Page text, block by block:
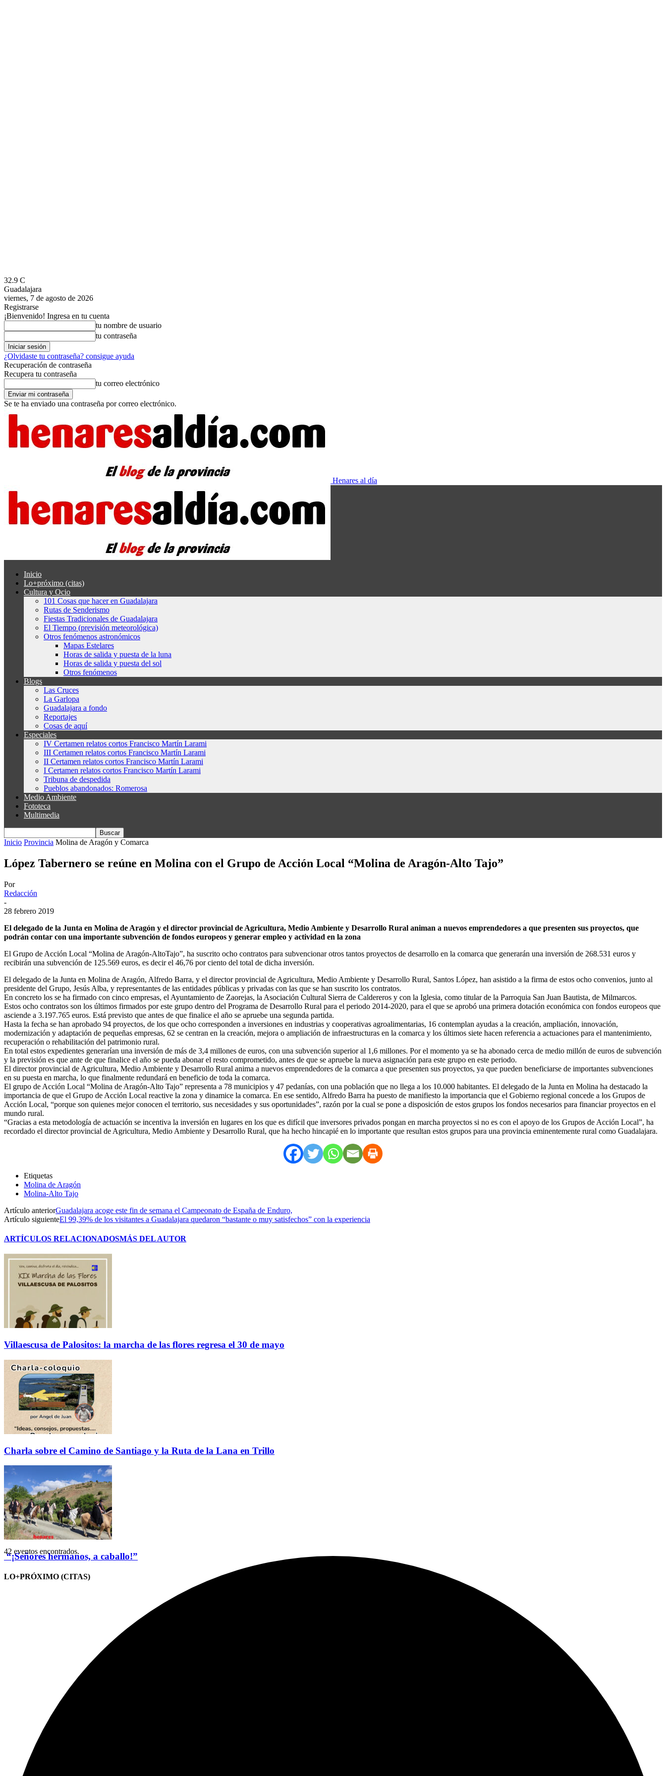
32.9 C
Guadalajara
viernes, 7 de agosto de 2026
Registrarse
¡Bienvenido! Ingresa en tu cuenta
tu nombre de usuario
tu contraseña
¿Olvidaste tu contraseña? consigue ayuda
Recuperación de contraseña
Recupera tu contraseña
tu correo electrónico
Se te ha enviado una contraseña por correo electrónico.
Henares al día
Inicio
Lo+próximo (citas)
Cultura y Ocio
101 Cosas que hacer en Guadalajara
Rutas de Senderismo
Fiestas Tradicionales de Guadalajara
El Tiempo (previsión meteorológica)
Otros fenómenos astronómicos
Mapas Estelares
Horas de salida y puesta de la luna
Horas de salida y puesta del sol
Otros fenómenos
Blogs
Las Cruces
La Garlopa
Guadalajara a fondo
Reportajes
Cosas de aquí
Especiales
IV Certamen relatos cortos Francisco Martín Larami
III Certamen relatos cortos Francisco Martín Larami
II Certamen relatos cortos Francisco Martín Larami
I Certamen relatos cortos Francisco Martín Larami
Tribuna de despedida
Pueblos abandonados: Romerosa
Medio Ambiente
Fototeca
Multimedia
Inicio Provincia Molina de Aragón y Comarca
López Tabernero se reúne en Molina con el Grupo de Acción Local “Molina de Aragón-Alto Tajo”
Por
Redacción
-
28 febrero 2019
El delegado de la Junta en Molina de Aragón y el director provincial de Agricultura, Medio Ambiente y Desarrollo Rural animan a nuevos emprendedores a que presenten sus proyectos, que
podrán contar con una importante subvención de fondos europeos y generar empleo y actividad en la zona
El Grupo de Acción Local “Molina de Aragón-AltoTajo”, ha suscrito ocho contratos para subvencionar otros tantos proyectos de desarrollo en la comarca que generarán una inversión de 268.531 euros y
recibirán una subvención de 125.569 euros, es decir el 46,76 por ciento del total de dicha inversión.
El delegado de la Junta en Molina de Aragón, Alfredo Barra, y el director provincial de Agricultura, Medio Ambiente y Desarrollo Rural, Santos López, han asistido a la firma de estos ocho convenios, junto al
presidente del Grupo, Jesús Alba, y representantes de las entidades públicas y privadas con las que se han suscrito los contratos.
En concreto los se ha firmado con cinco empresas, el Ayuntamiento de Zaorejas, la Asociación Cultural Sierra de Caldereros y con la Iglesia, como titular de la Parroquia San Juan Bautista, de Milmarcos.
Estos ocho contratos son los últimos firmados por este grupo dentro del Programa de Desarrollo Rural para el periodo 2014-2020, para el que se aprobó una primera dotación económica con fondos europeos que
asciende a 3.197.765 euros. Está previsto que antes de que finalice el año se apruebe una segunda partida.
Hasta la fecha se han aprobado 94 proyectos, de los que ocho corresponden a inversiones en industrias y cooperativas agroalimentarias, 16 contemplan ayudas a la creación, ampliación, innovación,
modernización y adaptación de pequeñas empresas, 62 se centran en la creación, mejora o ampliación de infraestructuras en la comarca y los últimos siete hacen referencia a actuaciones para el mantenimiento,
recuperación o rehabilitación del patrimonio rural.
En total estos expedientes generarían una inversión de más de 3,4 millones de euros, con una subvención superior al 1,6 millones. Por el momento ya se ha abonado cerca de medio millón de euros de subvención
y la previsión es que ante de que finalice el año se pueda abonar el resto comprometido, antes de que se apruebe la nueva asignación para este grupo en este periodo.
El director provincial de Agricultura, Medio Ambiente y Desarrollo Rural anima a nuevos emprendedores de la comarca a que presenten sus proyectos, ya que pueden beneficiarse de importantes subvenciones
en su puesta en marcha, lo que finalmente redundará en beneficio de toda la comarca.
El grupo de Acción Local “Molina de Aragón-Alto Tajo” representa a 78 municipios y 47 pedanías, con una población que no llega a los 10.000 habitantes. El delegado de la Junta en Molina ha destacado la
importancia de que el Grupo de Acción Local reactive la zona y dinamice la comarca. En ese sentido, Alfredo Barra ha puesto de manifiesto la importancia que el Gobierno regional concede a los Grupos de
Acción Local, “porque son quienes mejor conocen el territorio, sus necesidades y sus oportunidades”, razón por la cual se pone a disposición de estos grupos los fondos necesarios para financiar proyectos en el
mundo rural.
“Gracias a esta metodología de actuación se incentiva la inversión en lugares en los que es difícil que inversores privados pongan en marcha proyectos si no es con el apoyo de los Grupos de Acción Local”, ha
recordado el director provincial de Agricultura, Medio Ambiente y Desarrollo Rural, que ha hecho hincapié en lo importante que resultan estos grupos para una provincia eminentemente rural como Guadalajara.
Etiquetas
Molina de Aragón
Molina-Alto Tajo
Artículo anteriorGuadalajara acoge este fin de semana el Campeonato de España de Enduro,
Artículo siguienteEl 99,39% de los visitantes a Guadalajara quedaron “bastante o muy satisfechos” con la experiencia
ARTÍCULOS RELACIONADOSMÁS DEL AUTOR
Villaescusa de Palositos: la marcha de las flores regresa el 30 de mayo
Charla sobre el Camino de Santiago y la Ruta de la Lana en Trillo
“¡Señores hermanos, a caballo!”
LO+PRÓXIMO (CITAS)
42 eventos encontrados.